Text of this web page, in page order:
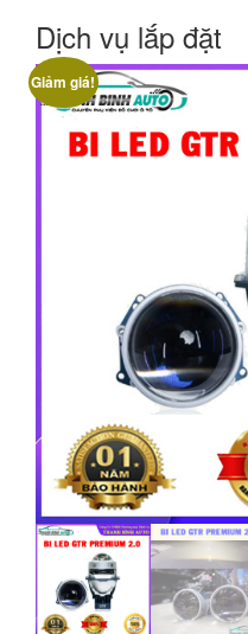
Dịch vụ lắp đặt
Giảm giá!